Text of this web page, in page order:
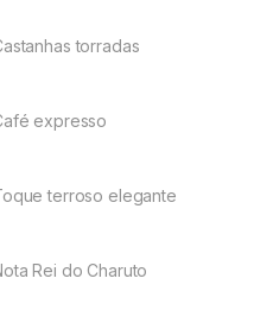
torradas
expresso
terroso elegante
Rei do Charuto